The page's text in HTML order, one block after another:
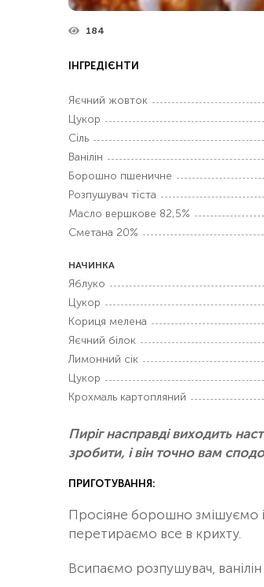
184
ІНГРЕДІЄНТИ
Яєчний жовток
Цукор
Сіль
Ванілін
Борошно пшеничне
Розпушувач тіста
Масло вершкове 82,5%
Сметана 20%
НАЧИНКА
Яблуко
Цукор
Кориця мелена
Яєчний білок
Лимонний сік
Цукор
Крохмаль картопляний
Пиріг насправді виходить
зробити, і він точно вам
ПРИГОТУВАННЯ:
Просіяне борошно змішуємо
перетираємо все в крихту.
Всипаємо розпушувач,